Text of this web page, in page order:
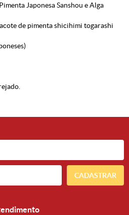
Japonesa Sanshou e Alga
de pimenta shicihimi togarashi
)
CADASTRAR